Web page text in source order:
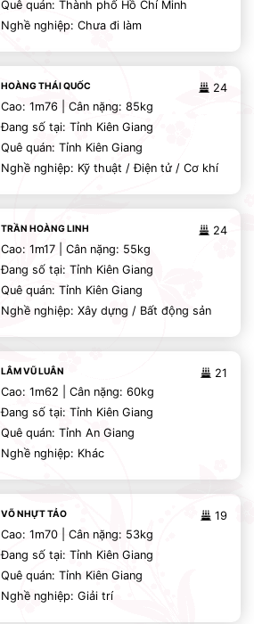
Quê quán: Thành phố Hồ Chí Minh
Nghề nghiệp: Chưa đi làm
24
HOÀNG THÁI QUỐC
Cao: 1m76 | Cân nặng: 85kg
Đang số tại: Tỉnh Kiên Giang
Quê quán: Tỉnh Kiên Giang
Nghề nghiệp: Kỹ thuật / Điện tử / Cơ khí
24
TRẦN HOÀNG LINH
Cao: 1m17 | Cân nặng: 55kg
Đang số tại: Tỉnh Kiên Giang
Quê quán: Tỉnh Kiên Giang
Nghề nghiệp: Xây dựng / Bất động sản
21
LÂM VŨ LUÂN
Cao: 1m62 | Cân nặng: 60kg
Đang số tại: Tỉnh Kiên Giang
Quê quán: Tỉnh An Giang
Nghề nghiệp: Khác
19
VÕ NHỰT TẢO
Cao: 1m70 | Cân nặng: 53kg
Đang số tại: Tỉnh Kiên Giang
Quê quán: Tỉnh Kiên Giang
Nghề nghiệp: Giải trí